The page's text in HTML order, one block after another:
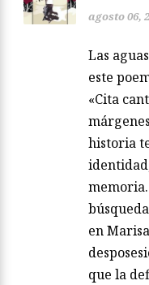
agosto 06,
Las
este
«Cita
historia
en
que la